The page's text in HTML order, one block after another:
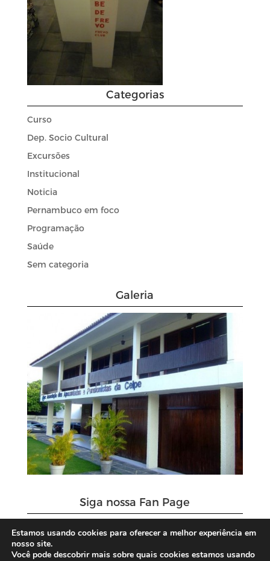
Categorias
Curso
Dep. Socio Cultural
Excursões
Institucional
Noticia
Pernambuco em foco
Programação
Saúde
Sem categoria
Galeria
Siga nossa Fan Page
Estamos usando cookies para oferecer a melhor experiência em
nosso site.
Você pode descobrir mais sobre quais cookies estamos usando